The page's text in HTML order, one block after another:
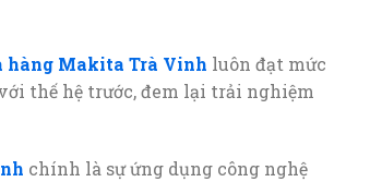
hàng Makita Trà Vinh luôn đạt mức
thế hệ trước, đem lại trải nghiệm
chính là sự ứng dụng công nghệ